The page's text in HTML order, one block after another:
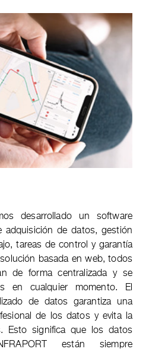
desarrollado un software
adquisición de datos, gestión
tareas de control y garantía
basada en web, todos
de forma centralizada y se
en cualquier momento. El
de datos garantiza una
de los datos y evita la
Esto significa que los datos
están siempre